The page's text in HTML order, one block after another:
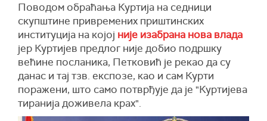
Поводом обраћања Куртија на седници
скупштине привремених приштинских
институција на којој није изабрана нова влада
јер Куртијев предлог није добио подршку
већине посланика, Петковић је рекао да су
данас и тај тзв. експозе, као и сам Курти
поражени, што само потврђује да је "Куртијева
тиранија доживела крах".